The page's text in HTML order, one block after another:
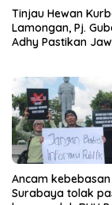
Tinjau Hewan
Lamongan, Pj.
Adhy Pastikan
Ancam
Surabaya tolak